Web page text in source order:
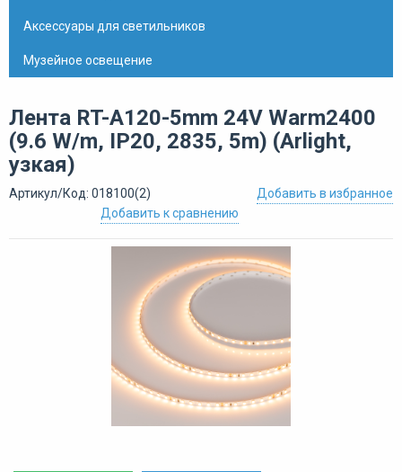
Аксессуары для светильников
Музейное освещение
Лента RT-A120-5mm 24V Warm2400
(9.6 W/m, IP20, 2835, 5m) (Arlight,
узкая)
Артикул/Код: 018100(2)
Добавить в избранное
Добавить к сравнению